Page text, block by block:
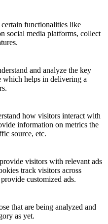
functionalities like
social media platforms, collect
and analyze the key
which helps in delivering a
how visitors interact with
information on metrics the
source, etc.
visitors with relevant ads
track visitors across
customized ads.
that are being analyzed and
as yet.